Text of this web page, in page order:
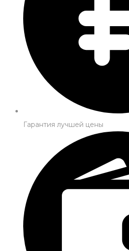
Гарантия лучшей цены